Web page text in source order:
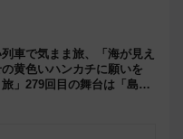
車で気まま旅、「海が見え
の黄色いハンカチに願いを
旅」279回目の舞台は「島原